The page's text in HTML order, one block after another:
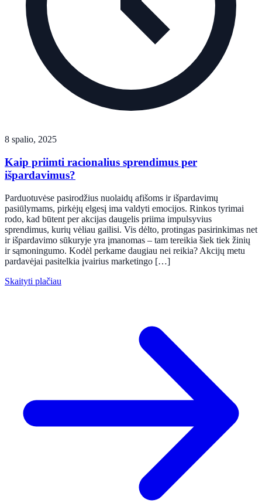
8 spalio, 2025
Kaip priimti racionalius sprendimus per
išpardavimus?
Parduotuvėse pasirodžius nuolaidų afišoms ir išpardavimų
pasiūlymams, pirkėjų elgesį ima valdyti emocijos. Rinkos tyrimai
rodo, kad būtent per akcijas daugelis priima impulsyvius
sprendimus, kurių vėliau gailisi. Vis dėlto, protingas pasirinkimas net
ir išpardavimo sūkuryje yra įmanomas – tam tereikia šiek tiek žinių
ir sąmoningumo. Kodėl perkame daugiau nei reikia? Akcijų metu
pardavėjai pasitelkia įvairius marketingo […]
Skaityti plačiau